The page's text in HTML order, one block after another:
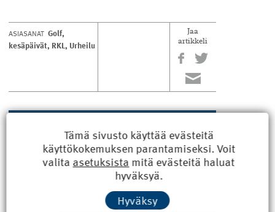
ASIASANAT Golf,
kesäpäivät, RKL, Urheilu
Jaa
artikkeli
Rakennusmestarin YAMK-
tutkinto hakee paikkaansa
TALK 2026 kokosi 26.–27.3. Tampereelle
rakennusalan ammattikorkeakoulujen
tutkintovastaavat ja opinto-ohjaajat.
Tämä sivusto käyttää evästeitä
käyttökokemuksen parantamiseksi. Voit
valita asetuksista mitä evästeitä haluat
hyväksyä.
Hyväksy